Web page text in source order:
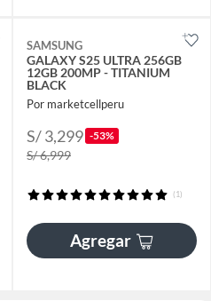
SAMSUNG
GALAXY S25 ULTRA 256GB
12GB 200MP - TITANIUM
BLACK
Por marketcellperu
S/ 3,299 -53%
S/ 6,999
(1)
Agregar